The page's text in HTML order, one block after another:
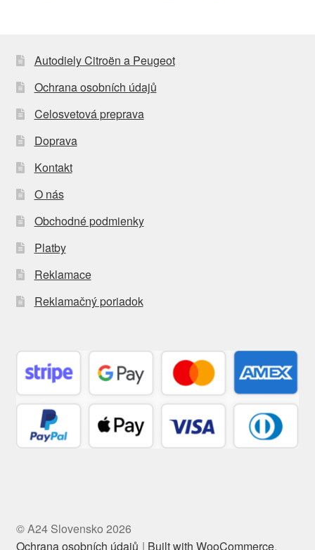
Autodiely Citroën a Peugeot
Ochrana osobních údajů
Celosvetová preprava
Doprava
Kontakt
O nás
Obchodné podmienky
Platby
Reklamace
Reklamačný poriadok
© A24 Slovensko 2026
Ochrana osobních údajů
Built with WooCommerce.